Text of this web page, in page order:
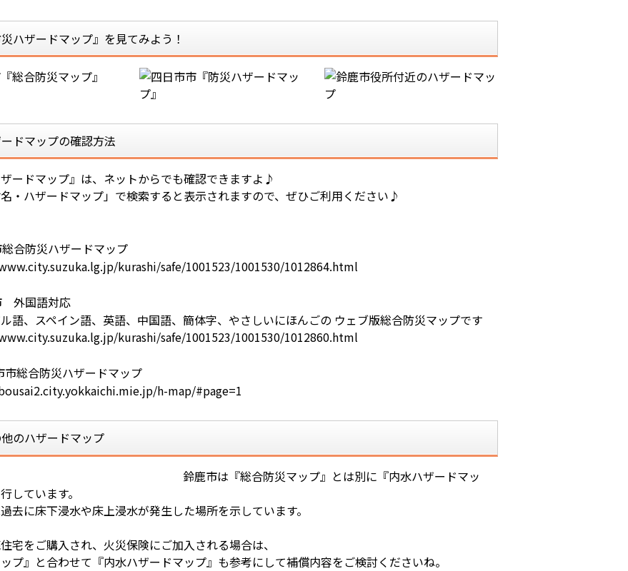
災ハザードマップ』を見てみよう！
ドマップの確認方法
ザードマップ』は、ネットからでも確認できますよ♪
名・ハザードマップ」で検索すると表示されますので、ぜひご利用ください♪
合防災ハザードマップ
kurashi/safe/1001523/1001530/1012864.html
外国語対応
語、スペイン語、英語、中国語、簡体字、やさしいにほんごの ウェブ版総合防災マップです
kurashi/safe/1001523/1001530/1012860.html
市総合防災ハザードマップ
h-map/#page=1
のハザードマップ
鈴鹿市は『総合防災マップ』とは別に『内水ハザードマッ
しています。
去に床下浸水や床上浸水が発生した場所を示しています。
宅をご購入され、火災保険にご加入される場合は、
ップ』と合わせて『内水ハザードマップ』も参考にして補償内容をご検討くださいね。